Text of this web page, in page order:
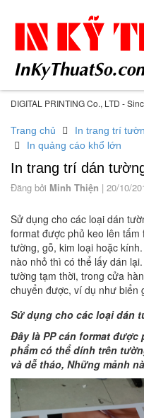
DIGITAL PRINTING Co., LTD -
Trang chủ In trang trí
In quảng cáo khổ lớn
In trang trí dán
Đăng bởi Minh Thiện | 20/10/
Sử dụng cho các loại dán
format được phủ keo lên
tường, gỗ, kim loại hoặc
nào nhỏ thì có thể lấy dán
tường tạm thời, trong cửa
chuyển được, ví dụ như biển
Sử dụng cho các loại dán
Đây là PP cán format được
phẩm có thể dính trên
và dễ tháo, Những mảnh